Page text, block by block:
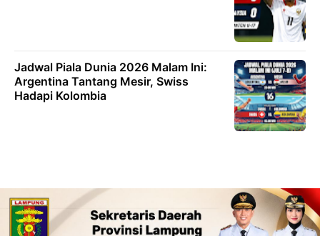
Jadwal Piala Dunia 2026 Malam Ini:
Argentina Tantang Mesir, Swiss
Hadapi Kolombia